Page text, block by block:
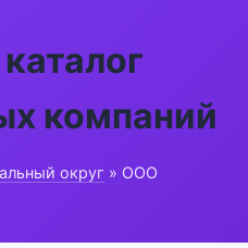
компаний
округ » ООО